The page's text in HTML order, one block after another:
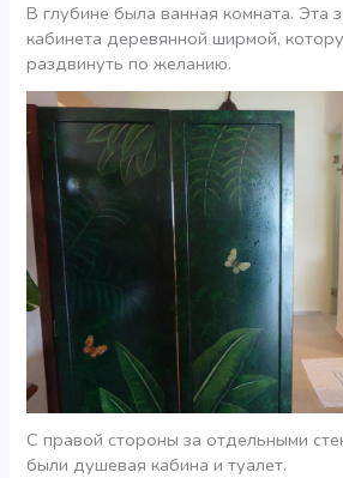
В глубине была ванная комната. Эта
кабинета деревянной ширмой,
раздвинуть по желанию.
С правой стороны за отдельными
были душевая кабина и туалет.